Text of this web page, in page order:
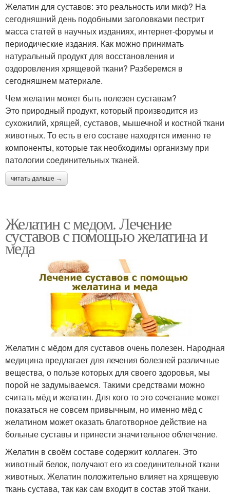
Желатин для суставов: это реальность или миф? На
сегодняшний день подобными заголовками пестрит
масса статей в научных изданиях, интернет-форумы и
периодические издания. Как можно принимать
натуральный продукт для восстановления и
оздоровления хрящевой ткани? Разберемся в
сегодняшнем материале.
Чем желатин может быть полезен суставам?
Это природный продукт, который производится из
сухожилий, хрящей, суставов, мышечной и костной ткани
животных. То есть в его составе находятся именно те
компоненты, которые так необходимы организму при
патологии соединительных тканей.
читать дальше →
Желатин с медом. Лечение
суставов с помощью желатина и
меда
Желатин с мёдом для суставов очень полезен. Народная
медицина предлагает для лечения болезней различные
вещества, о пользе которых для своего здоровья, мы
порой не задумываемся. Такими средствами можно
считать мёд и желатин. Для кого то это сочетание может
показаться не совсем привычным, но именно мёд с
желатином может оказать благотворное действие на
больные суставы и принести значительное облегчение.
Желатин в своём составе содержит коллаген. Это
животный белок, получают его из соединительной ткани
животных. Желатин положительно влияет на хрящевую
ткань сустава, так как сам входит в состав этой ткани.